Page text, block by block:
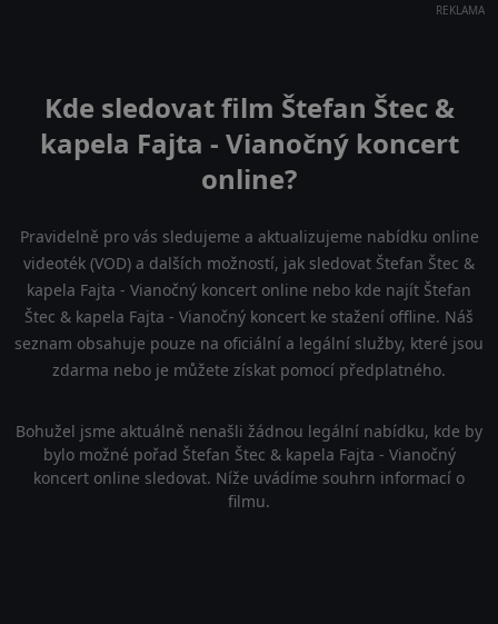
REKLAMA
Kde sledovat film Štefan Štec &
kapela Fajta - Vianočný koncert
online?
Pravidelně pro vás sledujeme a aktualizujeme nabídku online
videoték (VOD) a dalších možností, jak sledovat Štefan Štec &
kapela Fajta - Vianočný koncert online nebo kde najít Štefan
Štec & kapela Fajta - Vianočný koncert ke stažení offline. Náš
seznam obsahuje pouze na oficiální a legální služby, které jsou
zdarma nebo je můžete získat pomocí předplatného.
Bohužel jsme aktuálně nenašli žádnou legální nabídku, kde by
bylo možné pořad Štefan Štec & kapela Fajta - Vianočný
koncert online sledovat. Níže uvádíme souhrn informací o
filmu.